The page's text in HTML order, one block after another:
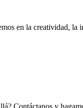
en la creatividad,
Contáctanos y